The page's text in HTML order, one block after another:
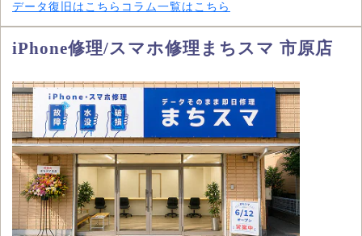
データ復旧はこちら コラム一覧はこちら
iPhone修理/スマホ修理まちスマ 市原店